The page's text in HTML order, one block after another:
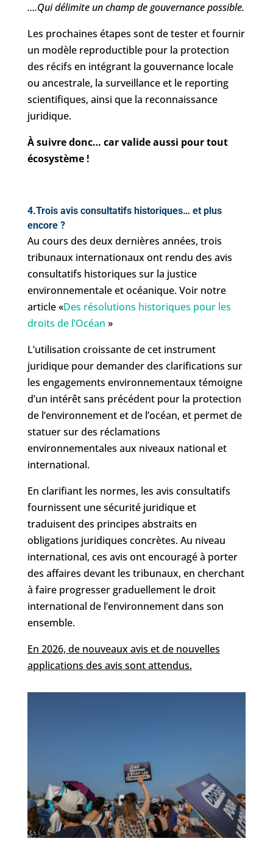
….Qui délimite un champ de gouvernance possible.
Les prochaines étapes sont de tester et fournir
un modèle reproductible pour la protection
des récifs en intégrant la gouvernance locale
ou ancestrale, la surveillance et le reporting
scientifiques, ainsi que la reconnaissance
juridique.
À suivre donc… car valide aussi pour tout
écosystème !
4.Trois avis consultatifs historiques… et plus
encore ?
Au cours des deux dernières années, trois
tribunaux internationaux ont rendu des avis
consultatifs historiques sur la justice
environnementale et océanique. Voir notre
article «Des résolutions historiques pour les
droits de l’Océan »
L’utilisation croissante de cet instrument
juridique pour demander des clarifications sur
les engagements environnementaux témoigne
d’un intérêt sans précédent pour la protection
de l’environnement et de l’océan, et permet de
statuer sur des réclamations
environnementales aux niveaux national et
international.
En clarifiant les normes, les avis consultatifs
fournissent une sécurité juridique et
traduisent des principes abstraits en
obligations juridiques concrètes. Au niveau
international, ces avis ont encouragé à porter
des affaires devant les tribunaux, en cherchant
à faire progresser graduellement le droit
international de l’environnement dans son
ensemble.
En 2026, de nouveaux avis et de nouvelles
applications des avis sont attendus.